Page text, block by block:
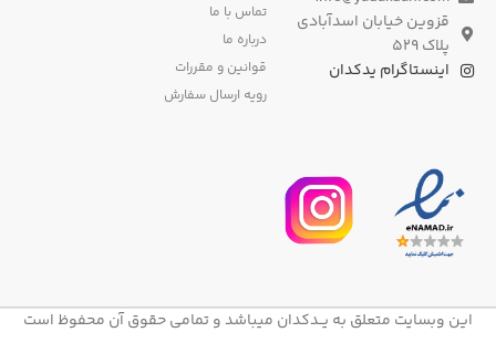
قزوین خیابان اسدآبادی
پلاک ۵۲۹
اینستاگرام یدکدان
تماس با ما
درباره ما
قوانین و مقررات
رویه ارسال سفارش
این وبسایت متعلق به یــدکدان میباشد و تمامی حقوق آن محفوظ است